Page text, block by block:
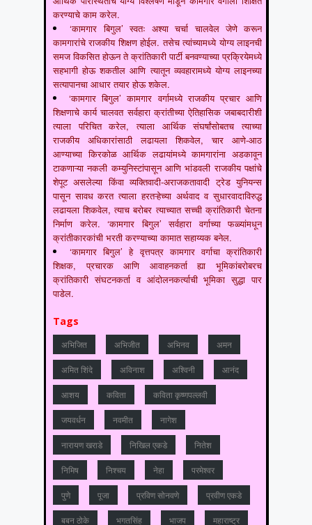
करण्याचे काम करेल.
‘कामगार बिगुल’ स्वतः अश्या चर्चा चालवेल जेणे करून
कामगारांचे राजकीय शिक्षण होईल. तसेच त्यांच्यामध्ये योग्य लाइनची
समज विकसित होऊन ते क्रांतिकारी पार्टी बनवण्याच्या प्रक्रियेमध्ये
सहभागी होऊ शकतील आणि त्यातून व्यवहारामध्ये योग्य लाइनच्या
सत्यापानचा आधार तयार होऊ शकेल.
‘कामगार बिगुल’ कामगार वर्गामध्ये राजकीय प्रचार आणि
शिक्षणाचे कार्य चालवत सर्वहारा क्रांतीच्या ऐतिहासिक जबाबदारीशी
त्याला परिचित करेल, त्याला आर्थिक संघर्षांसोबतच त्याच्या
राजकीय अधिकारांसाठी लढायला शिकवेल, चार आणे-आठ
आण्याच्या किरकोळ आर्थिक लढायांमध्ये कामगारांना अडकावून
टाकणाऱ्या नकली कम्युनिस्टांपासून आणि भांडवली राजकीय पक्षांचे
शेपूट असलेल्या किंवा व्यक्तिवादी-अराजकतावादी ट्रेड युनियन्स
पासून सावध करत त्याला हरतऱ्हेच्या अर्थवाद व सुधारवादाविरुद्ध
लढायला शिकवेल, त्याच बरोबर त्याच्यात सच्ची क्रांतिकारी चेतना
निर्माण करेल. ‘कामगार बिगुल’ सर्वहारा वर्गाच्या फळ्यांमधून
क्रांतीकारकांची भरती करण्याच्या कामात सहाय्यक बनेल.
‘कामगार बिगुल’ हे वृत्तपत्र कामगार वर्गाचा क्रांतिकारी
शिक्षक, प्रचारक आणि आवाहनकर्ता ह्या भूमिकांबरोबरच
क्रांतिकारी संघटनकर्ता व आंदोलनकर्त्याची भूमिका सुद्धा पार
पाडेल.
Tags
अभिजित अभिजीत अभिनव अमन
अमित शिंदे अविनाश अश्विनी आनंद
आशय कविता कविता कृष्णपल्लवी
जयवर्धन नवमीत नागेश
नारायण खराडे निखिल एकडे नितेश
निमिष निश्चय नेहा परमेश्वर
पुणे पूजा प्रविण सोनवणे प्रवीण एकडे
बबन ठोके भगतसिंह भाजप महाराष्‍ट्र